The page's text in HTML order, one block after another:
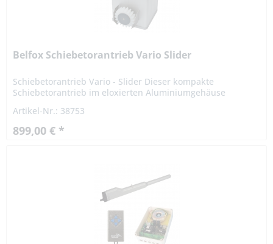
Belfox Schiebetorantrieb Vario Slider
Schiebetorantrieb Vario - Slider Dieser kompakte
Schiebetorantrieb im eloxierten Aluminiumgehäuse
Einsatzmöglichkeiten aus....
Artikel-Nr.: 38753
899,00 € *